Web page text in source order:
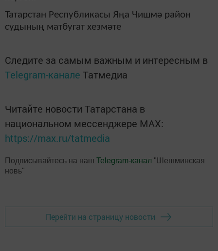
Татарстан Республикасы Яңа Чишмә район
судының матбугат хезмәте
Следите за самым важным и интересным в
Telegram-канале Татмедиа
Читайте новости Татарстана в
национальном мессенджере MАХ:
https://max.ru/tatmedia
Подписывайтесь на наш Telegram-канал "Шешминская
новь"
Перейти на страницу новости